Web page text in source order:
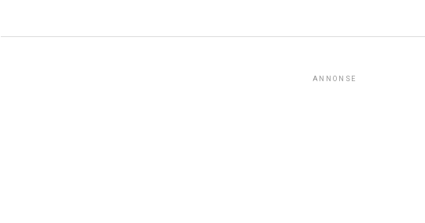
ANNONSE